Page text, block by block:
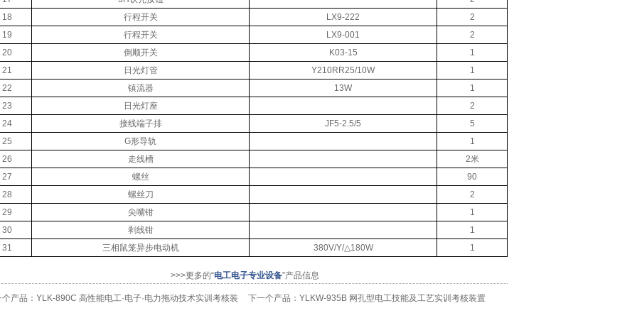
18
行程开关 LX9-222
2
19
行程开关 LX9-001
2
20
倒顺开关 K03-15
1
21
日光灯管 Y210RR25/10W
1
22
镇流器 13W
1
23
日光灯座
2
24
接线端子排 JF5-2.5/5
5
25
G形导轨
1
26
走线槽
2米
27
螺丝
90
28
螺丝刀
2
29
尖嘴钳
1
30
剥线钳
1
31
三相鼠笼异步电动机 380V/Y/△180W 1
>>>更多的“电工电子专业设备”产品信息
产品： YLK-890C 高性能电工·电子·电力拖动技术实训考核装 下一个产品： YLKW-935B 网孔型电工技能及工艺实训考核装置